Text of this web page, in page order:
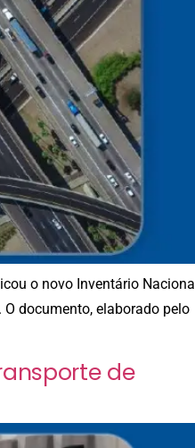
o novo Inventário Nacional
documento, elaborado pelo
de